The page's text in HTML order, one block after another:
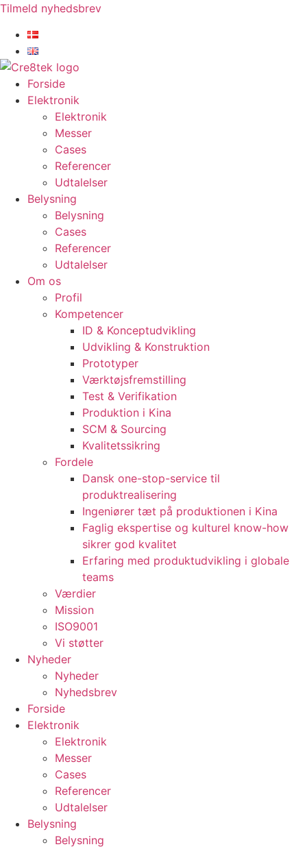
Videre
indhold
Tilmeld nyhedsbrev
Forside
Elektronik
Elektronik
Messer
Cases
Referencer
Udtalelser
Belysning
Belysning
Cases
Referencer
Udtalelser
Om os
Profil
Kompetencer
ID & Konceptudvikling
Udvikling & Konstruktion
Prototyper
Værktøjsfremstilling
Test & Verifikation
Produktion i Kina
SCM & Sourcing
Kvalitetssikring
Fordele
Dansk one-stop-service til
produktrealisering
Ingeniører tæt på produktionen i Kina
Faglig ekspertise og kulturel know-how
sikrer god kvalitet
Erfaring med produktudvikling i globale
teams
Værdier
Mission
ISO9001
Vi støtter
Nyheder
Nyheder
Nyhedsbrev
Forside
Elektronik
Elektronik
Messer
Cases
Referencer
Udtalelser
Belysning
Belysning